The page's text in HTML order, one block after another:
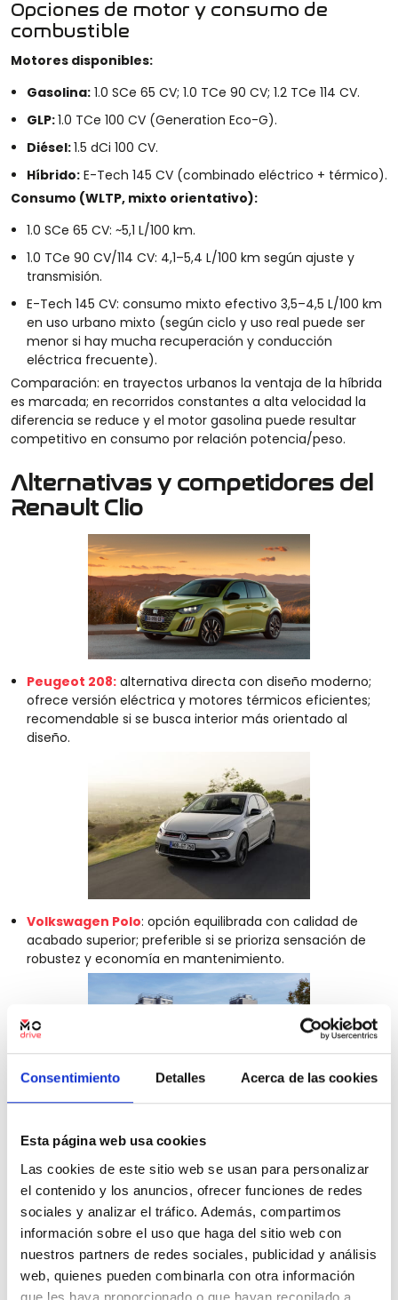
Consentimiento Detalles Acerca de las cookies
Esta página web usa cookies
Las cookies de este sitio web se usan para personalizar
el contenido y los anuncios, ofrecer funciones de redes
sociales y analizar el tráfico. Además, compartimos
información sobre el uso que haga del sitio web con
nuestros partners de redes sociales, publicidad y análisis
web, quienes pueden combinarla con otra información
que les haya proporcionado o que hayan recopilado a
Opciones de motor y consumo de
combustible
Motores disponibles:
Gasolina: 1.0 SCe 65 CV; 1.0 TCe 90 CV; 1.2 TCe 114 CV.
GLP:1.0 TCe 100 CV (Generation Eco-G).
Diésel:1.5 dCi 100 CV.
Híbrido: E-Tech 145 CV (combinado eléctrico + térmico).
Consumo (WLTP, mixto orientativo):
1.0 SCe 65 CV: ~5,1 L/100 km.
1.0 TCe 90 CV/114 CV: 4,1–5,4 L/100 km según ajuste y
transmisión.
E-Tech 145 CV: consumo mixto efectivo 3,5–4,5 L/100 km
en uso urbano mixto (según ciclo y uso real puede ser
menor si hay mucha recuperación y conducción
eléctrica frecuente).
Comparación: en trayectos urbanos la ventaja de la híbrida
es marcada; en recorridos constantes a alta velocidad la
diferencia se reduce y el motor gasolina puede resultar
competitivo en consumo por relación potencia/peso.
Alternativas y competidores del
Renault Clio
Peugeot 208: alternativa directa con diseño moderno;
ofrece versión eléctrica y motores térmicos eficientes;
recomendable si se busca interior más orientado al
diseño.
Volkswagen Polo: opción equilibrada con calidad de
acabado superior; preferible si se prioriza sensación de
robustez y economía en mantenimiento.
Toyota Yaris/ Yaris Cross: rival híbrido eficiente;
superior en tecnología híbrida y fiabilidad a largo plazo,
buena alternativa si el uso es urbano.